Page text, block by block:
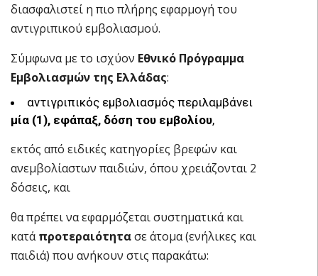
διασφαλιστεί η πιο πλήρης εφαρμογή του
αντιγριπικού εμβολιασμού.
Σύμφωνα με το ισχύον Εθνικό Πρόγραμμα
Εμβολιασμών της Ελλάδας:
αντιγριπικός εμβολιασμός περιλαμβάνει
μία (1), εφάπαξ, δόση του εμβολίου,
εκτός από ειδικές κατηγορίες βρεφών και
ανεμβολίαστων παιδιών, όπου χρειάζονται 2
δόσεις, και
θα πρέπει να εφαρμόζεται συστηματικά και
κατάπροτεραιότητασε άτομα (ενήλικες και
παιδιά) που ανήκουν στις παρακάτω: